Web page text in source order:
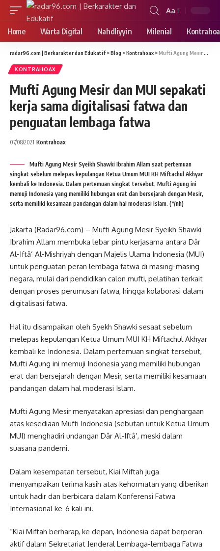
Font
Resizer
Aa
Home Warta Digital Nahdliyyin Milenial
radar96.com | Berkarakter dan Edukatif >Blog >Kontrahoax >Mufti Agung Mesir dan MUI sepakati kerja sama digitalisasi fatwa dan penguatan lembaga fatwa
KONTRAHOAX
Mufti Agung Mesir dan MUI sepakati
kerja sama digitalisasi fatwa dan
penguatan lembaga fatwa
07/08/2021 Kontrahoax
Mufti Agung Mesir Syeikh Shawki Ibrahim Allam saat pertemuan
singkat sebelum melepas kepulangan Ketua Umum MUI KH Miftachul Akhyar
kembali ke Indonesia. Dalam pertemuan singkat tersebut, Mufti Agung ini
memuji Indonesia yang memiliki hubungan erat dan bersejarah dengan Mesir,
serta memiliki kesamaan pandangan dalam hal moderasi Islam. (*/nh)
Jakarta (Radar96.com) – Mufti Agung Mesir Syeikh Shawki
Ibrahim Allam membuka lebar pintu kerjasama antara Dâr
Al-Iftâ’ Al-Mishriyah dengan Majelis Ulama Indonesia (MUI)
untuk penguatan peran lembaga fatwa di masing-masing
negara, mulai dari pendidikan calon mufti, pelatihan terkait
dengan proses perumusan fatwa, hingga kolaborasi dalam
digitalisasi fatwa.
Hal itu disampaikan oleh Syekh Shawki sesaat sebelum
melepas kepulangan Ketua Umum MUI KH Miftachul Akhyar
kembali ke Indonesia. Dalam pertemuan singkat tersebut,
Mufti Agung ini memuji Indonesia yang memiliki hubungan
erat dan bersejarah dengan Mesir, serta memiliki kesamaan
pandangan dalam hal moderasi Islam.
Mufti Agung Mesir menyatakan apresiasi dan penghargaan
atas kesediaan Mufti Indonesia (sebutan untuk Ketua Umum
MUI) menghadiri undangan Dâr Al-Iftâ’, meski dalam
suasana pandemi.
Dalam kesempatan tersebut, Kiai Miftah juga
menyampaikan terima kasih atas kehormatan yang diberikan
untuk hadir dan berbicara dalam Konferensi Fatwa
Internasional ke-6 kali ini.
“Kiai Miftah berharap, ke depan, Indonesia dapat berperan
aktif dalam Sekretariat Jenderal Lembaga-lembaga Fatwa